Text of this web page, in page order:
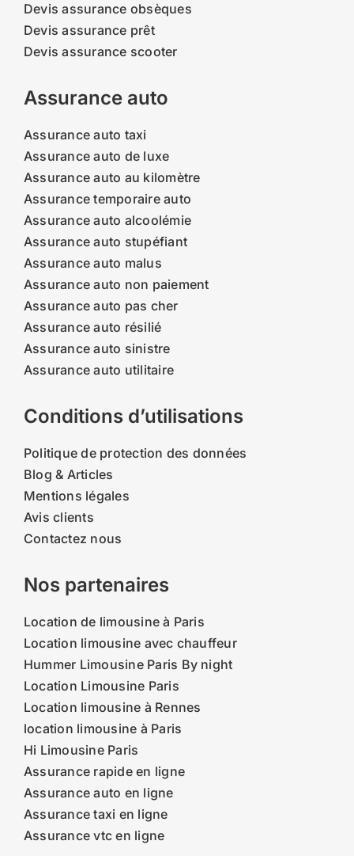
Devis assurance obsèques
Devis assurance prêt
Devis assurance scooter
Assurance auto
Assurance auto taxi
Assurance auto de luxe
Assurance auto au kilomètre
Assurance temporaire auto
Assurance auto alcoolémie
Assurance auto stupéfiant
Assurance auto malus
Assurance auto non paiement
Assurance auto pas cher
Assurance auto résilié
Assurance auto sinistre
Assurance auto utilitaire
Conditions d’utilisations
Politique de protection des données
Blog & Articles
Mentions légales
Avis clients
Contactez nous
Nos partenaires
Location de limousine à Paris
Location limousine avec chauffeur
Hummer Limousine Paris By night
Location Limousine Paris
Location limousine à Rennes
location limousine à Paris
Hi Limousine Paris
Assurance rapide en ligne
Assurance auto en ligne
Assurance taxi en ligne
Assurance vtc en ligne